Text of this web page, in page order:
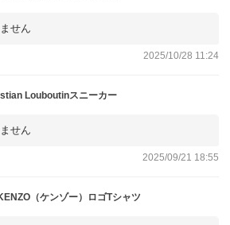
せん
2025/10/28 11:24
Louboutinスニーカー
せん
2025/09/21 18:55
（ケンゾー）ロゴTシャツ